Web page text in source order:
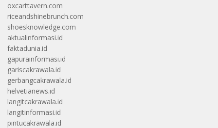
oxcarttavern.com
riceandshinebrunch.com
shoesknowledge.com
aktualinformasi.id
faktadunia.id
gapurainformasi.id
gariscakrawala.id
gerbangcakrawala.id
helvetianews.id
langitcakrawala.id
langitinformasi.id
pintucakrawala.id